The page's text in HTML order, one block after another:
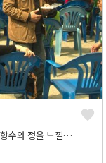
매년 3월에 열리는 맑은 공기와 아름다운 산촌마을의 향수와 정을 느낄수 있는 축제 한마당입니다. 고로쇠 수액으로 빚어낸 막걸리와 전통먹거리, 각종 민속놀이등 도시에서는 느낄수 없는 산촌마을의 다뜻함을 준비하였습니다.